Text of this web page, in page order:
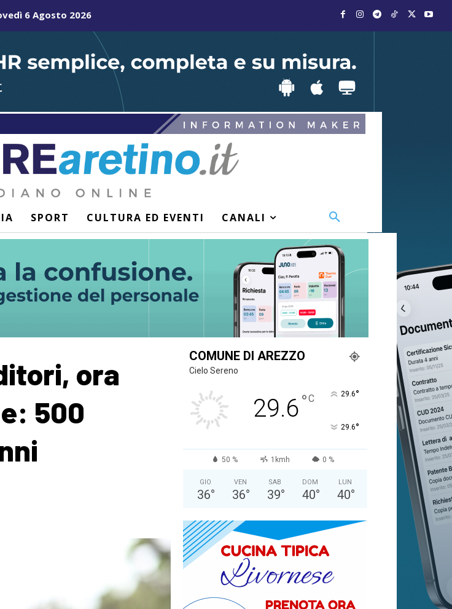
6 Agosto 2026
SPORT CULTURA ED EVENTI CANALI
ora
500
COMUNE DI AREZZO
Cielo Sereno
29.6°C 29.6°
29.6°
50 % 1kmh 0 %
GIO
36°
VEN
36°
SAB
39°
DOM
40°
LUN
40°